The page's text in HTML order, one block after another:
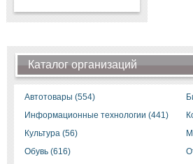
Каталог организаций
Автотовары (554)
Информационные технологии (441)
Культура (56)
Обувь (616)